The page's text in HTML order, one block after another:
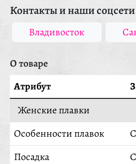
Контакты и наши соцсети
Владивосток
О товаре
Атрибут
Женские плавки
Особенности плавок
Посадка